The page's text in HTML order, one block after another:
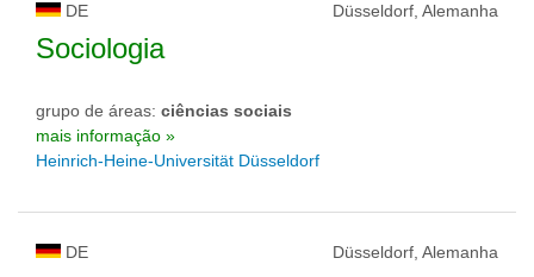
DE Düsseldorf, Alemanha
Sociologia
grupo de áreas: ciências sociais
mais informação »
Heinrich-Heine-Universität Düsseldorf
DE Düsseldorf, Alemanha